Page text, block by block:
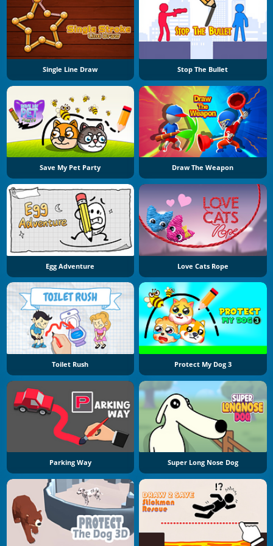
Single Line Draw Stop The Bullet
Save My Pet Party Draw The Weapon
Egg Adventure Love Cats Rope
Toilet Rush Protect My Dog 3
Parking Way Super Long Nose Dog